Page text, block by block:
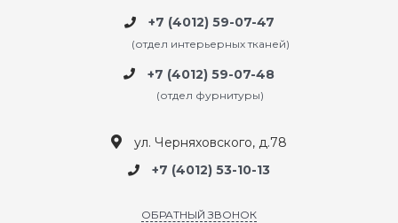
+7 (4012) 59-07-47
(отдел интерьерных тканей)
+7 (4012) 59-07-48
(отдел фурнитуры)
ул. Черняховского, д.78
+7 (4012) 53-10-13
ОБРАТНЫЙ ЗВОНОК